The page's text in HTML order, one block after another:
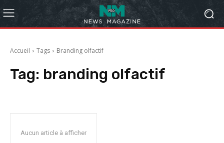
Accueil Tags Branding olfactif
Tag: branding olfactif
Aucun article à afficher